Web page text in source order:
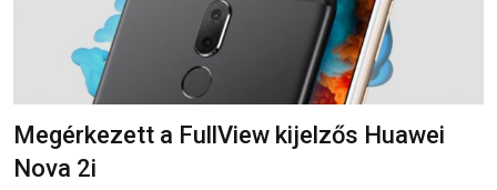
Megérkezett a FullView kijelzős Huawei
Nova 2i